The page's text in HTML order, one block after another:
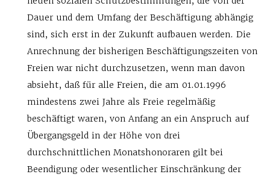
Dauer und dem Umfang der Beschäftigung abhängig
sind, sich erst in der Zukunft aufbauen werden. Die
Anrechnung der bisherigen Beschäftigungszeiten von
Freien war nicht durchzusetzen, wenn man davon
absieht, daß für alle Freien, die am 01.01.1996
mindestens zwei Jahre als Freie regelmäßig
beschäftigt waren, von Anfang an ein Anspruch auf
Übergangsgeld in der Höhe von drei
durchschnittlichen Monatshonoraren gilt bei
Beendigung oder wesentlicher Einschränkung der